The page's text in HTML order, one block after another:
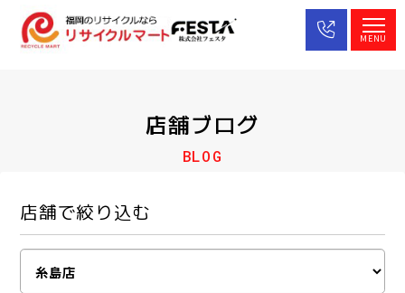
店舗ブログ
BLOG
店舗で絞り込む
MENU